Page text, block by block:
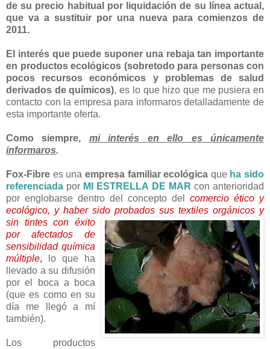
de su precio habitual por liquidación de su línea actual,
que va a sustituir por una nueva para comienzos de
2011.
El interés que puede suponer una rebaja tan importante
en productos ecológicos (sobretodo para personas con
pocos recursos económicos y problemas de salud
derivados de químicos), es lo que hizo que me pusiera en
contacto con la empresa para informaros detalladamente de
esta importante oferta.
Como siempre, mi interés en ello es únicamente
informaros.
Fox-Fibre es una empresa familiar ecológica que ha sido
referenciada por MI ESTRELLA DE MAR con anterioridad
por englobarse dentro del concepto del comercio ético y
ecológico, y haber sido probados sus textiles orgánicos y
sin tintes con éxito
por afectados de
sensibilidad química
múltiple, lo que ha
llevado a su difusión
por el boca a boca
(que es como en su
día me llegó a mí
también).
Los productos